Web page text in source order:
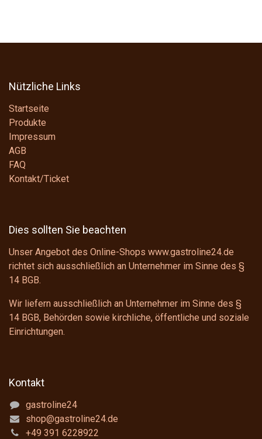
Nützliche Links
Startseite
Produkte
Impressum
AGB
FAQ
Kontakt/Ticket
Dies sollten Sie beachten
Unser Angebot des Online-Shops www.gastroline24.de
richtet sich ausschließlich an Unternehmer im Sinne des §
14 BGB.
Wir liefern ausschließlich an Unternehmer im Sinne des §
14 BGB, Behörden sowie kirchliche, öffentliche und soziale
Einrichtungen.
Kontakt
gastroline24
shop@gastroline24.de
+49 391 6228922